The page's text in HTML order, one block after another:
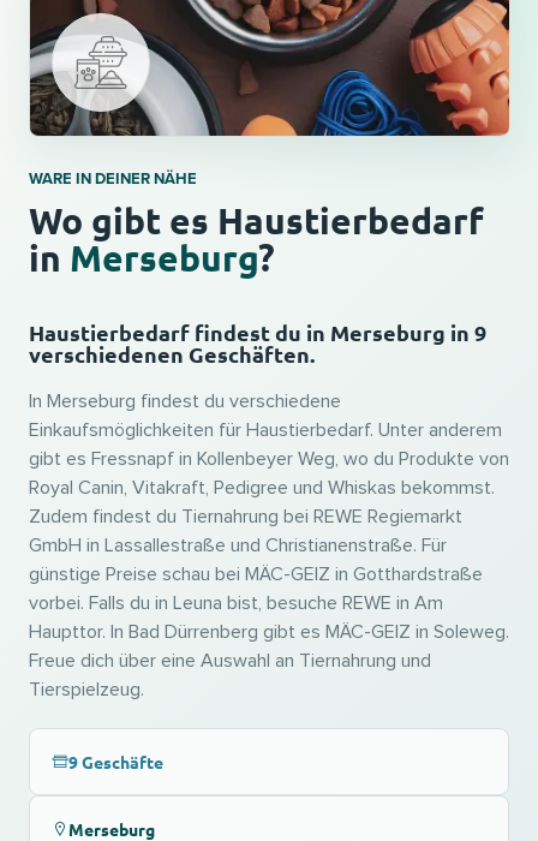
WARE IN DEINER NÄHE
Wo gibt es Haustierbedarf
in Merseburg?
Haustierbedarf findest du in Merseburg in 9
verschiedenen Geschäften.
In Merseburg findest du verschiedene
Einkaufsmöglichkeiten für Haustierbedarf. Unter anderem
gibt es Fressnapf in Kollenbeyer Weg, wo du Produkte von
Royal Canin, Vitakraft, Pedigree und Whiskas bekommst.
Zudem findest du Tiernahrung bei REWE Regiemarkt
GmbH in Lassallestraße und Christianenstraße. Für
günstige Preise schau bei MÄC-GEIZ in Gotthardstraße
vorbei. Falls du in Leuna bist, besuche REWE in Am
Haupttor. In Bad Dürrenberg gibt es MÄC-GEIZ in Soleweg.
Freue dich über eine Auswahl an Tiernahrung und
Tierspielzeug.
9 Geschäfte
Merseburg